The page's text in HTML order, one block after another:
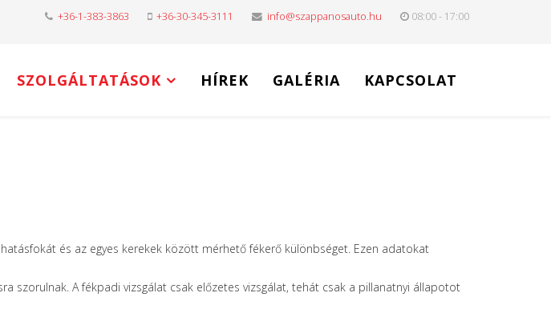
+36-1-383-3863 +36-30-345-3111 info@szappanosauto.hu 08:00 - 17:00
SZOLGÁLTATÁSOK HÍREK GALÉRIA KAPCSOLAT
és az egyes kerekek között mérhető fékerő különbséget. Ezen adatokat
szorulnak. A fékpadi vizsgálat csak előzetes vizsgálat, tehát csak a pillanatnyi állapotot